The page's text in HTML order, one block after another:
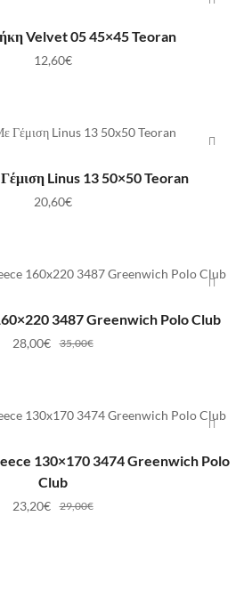
ΣΤΟ ΚΑΛΆΘΙ
Velvet 05 45×45 Teoran
12,60€
ΣΤΟ ΚΑΛΆΘΙ
Linus 13 50×50 Teoran
20,60€
ΣΤΟ ΚΑΛΆΘΙ
3487 Greenwich Polo Club
35,00€
28,00€
ΣΤΟ ΚΑΛΆΘΙ
130×170 3474 Greenwich Polo
Club
29,00€
23,20€